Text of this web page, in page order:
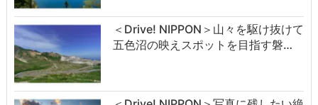
＜Drive! NIPPON＞山々を駆け抜けて
五色沼の映えスポットを目指す磐…